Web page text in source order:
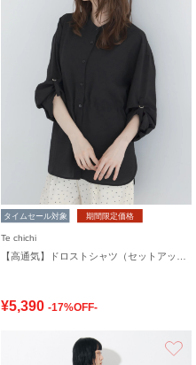
タイムセール対象 期間限定価格
Te chichi
¥5,390 -17%OFF-